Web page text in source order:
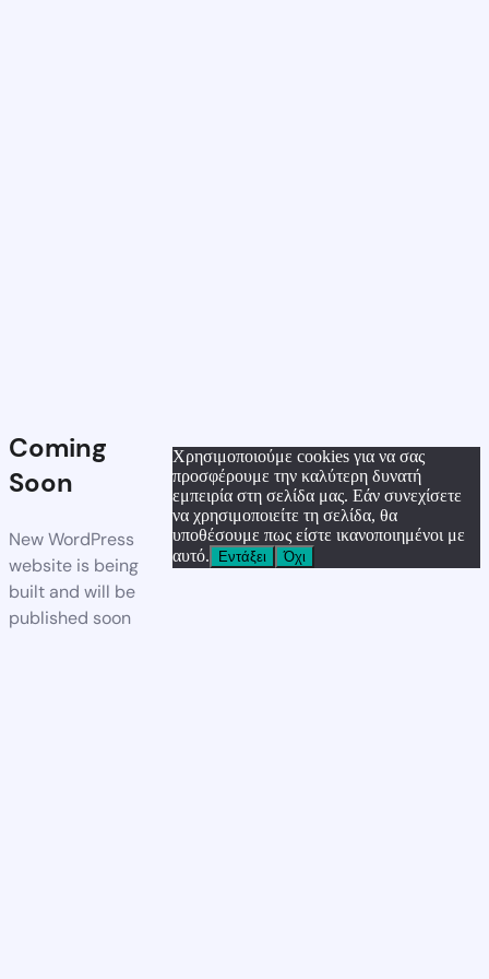
Coming
Soon
New WordPress
website is being
built and will be
published soon
Χρησιμοποιούμε cookies για να σας
προσφέρουμε την καλύτερη δυνατή
εμπειρία στη σελίδα μας. Εάν συνεχίσετε
να χρησιμοποιείτε τη σελίδα, θα
υποθέσουμε πως είστε ικανοποιημένοι με
αυτό.
Εντάξει Όχι